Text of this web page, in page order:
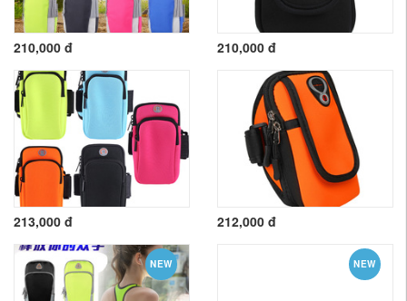
210,000 đ 210,000 đ
213,000 đ 212,000 đ
NEW NEW